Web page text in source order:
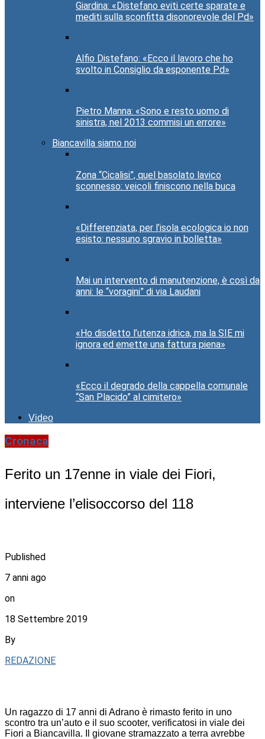
Giardina: «Distefano eviti certe sparate e
mediti sulla sconfitta disonorevole del Pd»
Alfio Distefano: «Ecco il lavoro che ho
svolto in Consiglio da esponente Pd»
Pietro Manna: «Sono e resto uomo di
sinistra, nel 2013 commisi un errore»
Biancavilla siamo noi
Zona “Cicalisi”, quel basolato lavico
sconnesso: veicoli finiscono nella buca
«Differenziata, per l’isola ecologica io non
esisto: nessuno sgravio in bolletta»
Mai un intervento di manutenzione, è così da
anni: le “voragini” di via Laudani
«Ho disdetto l’utenza idrica, ma la SIE mi
ignora ed emette una fattura piena»
«Ecco il degrado della cappella comunale
“San Placido” al cimitero»
Video
Cronaca
Ferito un 17enne in viale dei Fiori,
interviene l’elisoccorso del 118
Published
7 anni ago
on
18 Settembre 2019
By
REDAZIONE
Un ragazzo di 17 anni di Adrano è rimasto ferito in uno
scontro tra un’auto e il suo scooter, verificatosi in viale dei
Fiori a Biancavilla. Il giovane stramazzato a terra avrebbe